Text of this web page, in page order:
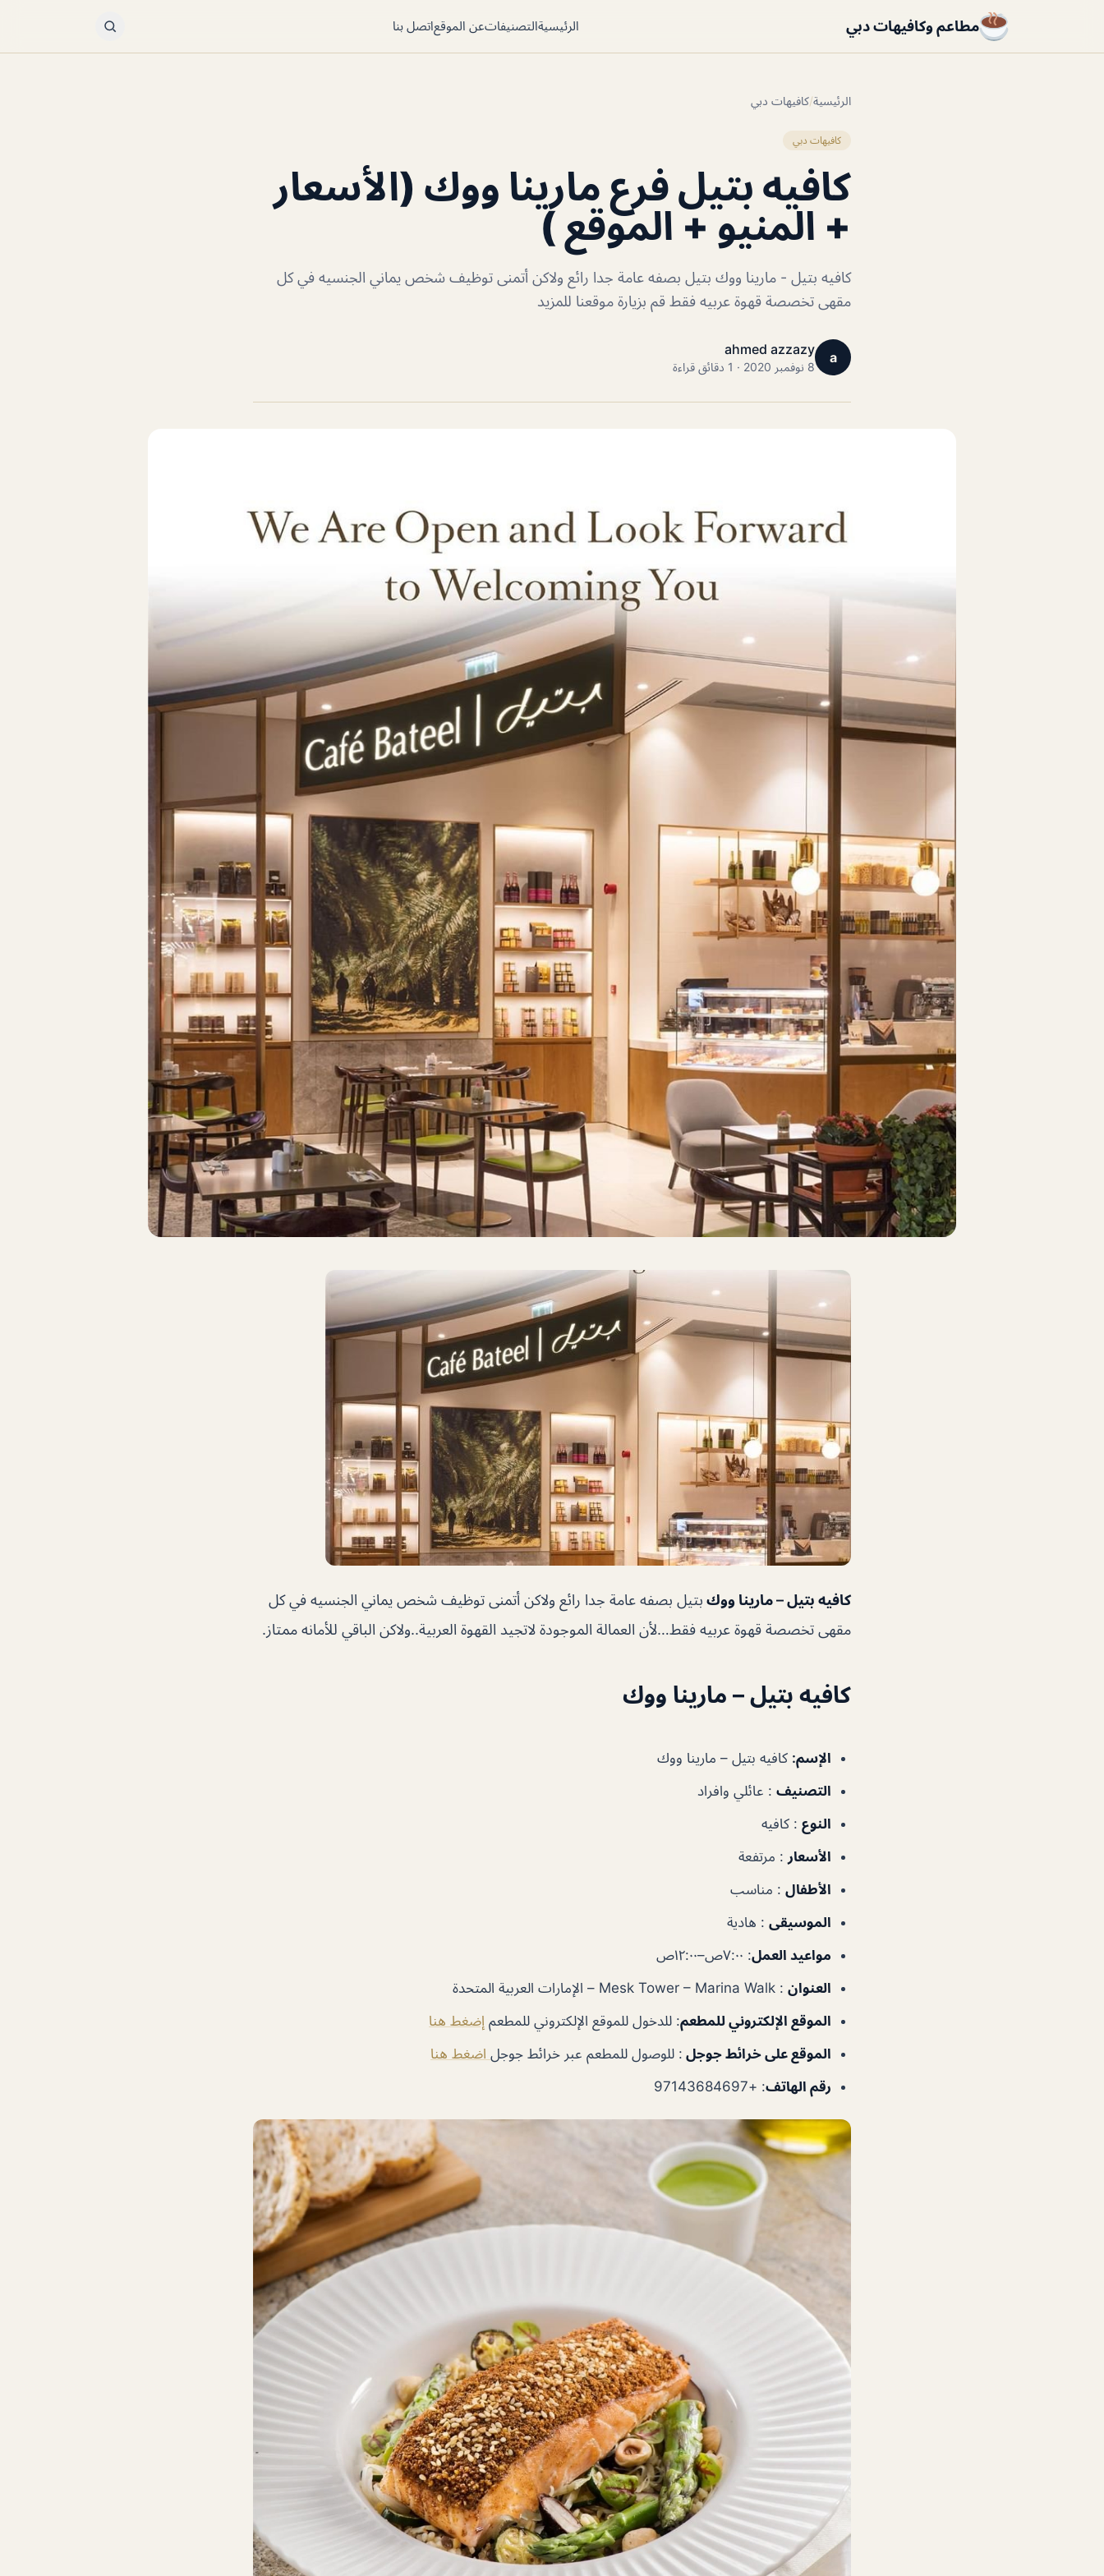
مطاعم وكافيهات دبي الرئيسيةالتصنيفاتعن الموقعاتصل بنا
الرئيسية/كافيهات دبي
كافيهات دبي
كافيه بتيل فرع مارينا ووك (الأسعار
+ المنيو + الموقع )
كافيه بتيل - مارينا ووك بتيل بصفه عامة جدا رائع ولاكن أتمنى توظيف شخص يماني الجنسيه في كل
مقهى تخصصة قهوة عربيه فقط قم بزيارة موقعنا للمزيد
a
ahmed azzazy
8 نوفمبر 2020 · 1 دقائق قراءة
كافيه بتيل – مارينا ووك بتيل بصفه عامة جدا رائع ولاكن أتمنى توظيف شخص يماني الجنسيه في كل
مقهى تخصصة قهوة عربيه فقط…لأن العمالة الموجودة لاتجيد القهوة العربية..ولاكن الباقي للأمانه ممتاز.
كافيه بتيل – مارينا ووك
الإسم: كافيه بتيل – مارينا ووك
التصنيف : عائلي وافراد
النوع : كافيه
الأسعار : مرتفعة
الأطفال : مناسب
الموسيقى : هادية
مواعيد العمل: ٧:٠٠ص–١٢:٠٠ص
العنوان : Mesk Tower – Marina Walk – الإمارات العربية المتحدة
الموقع الإلكتروني للمطعم: للدخول للموقع الإلكتروني للمطعم إضغط هنا
الموقع على خرائط جوجل : للوصول للمطعم عبر خرائط جوجل اضغط هنا
رقم الهاتف: +97143684697